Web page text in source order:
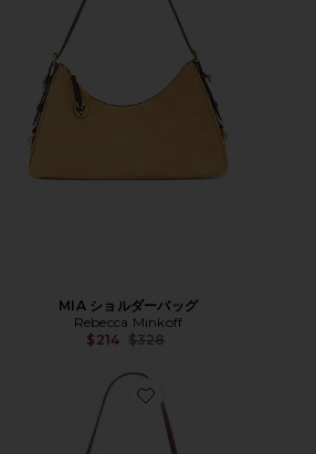
MIA ショルダーバッグ
Rebecca Minkoff
$214 Previous price:
$328
Favorite MEGAN ホーボー